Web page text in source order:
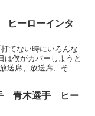
ーローインタ
てない時にいろんな
は僕がカバーしようと
送席、放送席、そし
青木選手 ヒー